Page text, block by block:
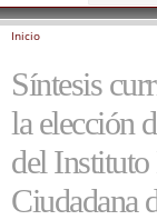
Inicio
Síntesis
la elección
del
Ciudadana